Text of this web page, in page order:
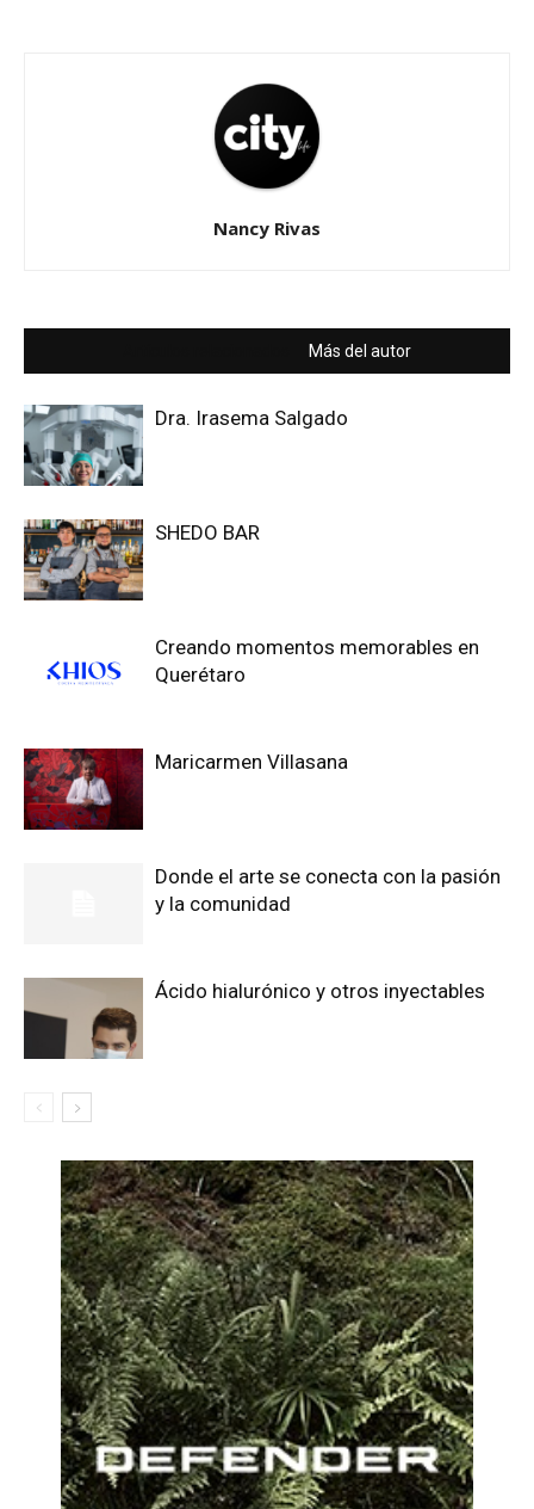
Nancy Rivas
Más del autor
Dra. Irasema Salgado
SHEDO BAR
Creando momentos memorables en
Querétaro
Maricarmen Villasana
Donde el arte se conecta con la pasión
y la comunidad
Ácido hialurónico y otros inyectables